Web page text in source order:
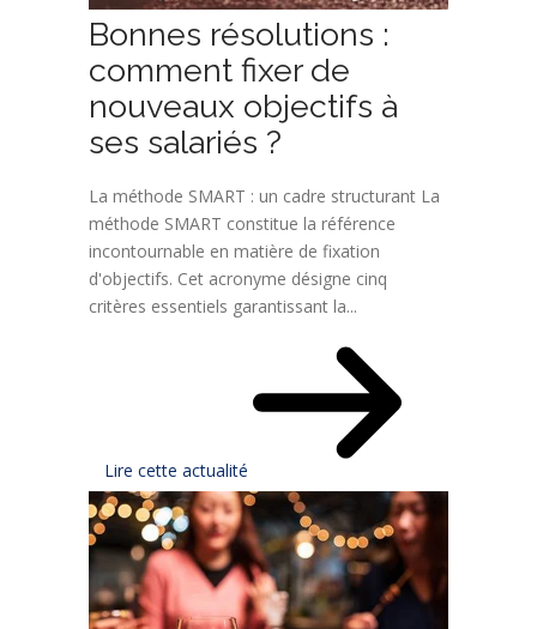
Bonnes résolutions :
comment fixer de
nouveaux objectifs à
ses salariés ?
La méthode SMART : un cadre structurant La
méthode SMART constitue la référence
incontournable en matière de fixation
d'objectifs. Cet acronyme désigne cinq
critères essentiels garantissant la...
Lire cette actualité